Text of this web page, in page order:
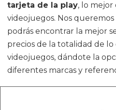
tarjeta de la play, lo mejor
videojuegos. Nos
podrás encontrar la mejor
precios de la totalidad de
videojuegos, dándote la
diferentes marcas y